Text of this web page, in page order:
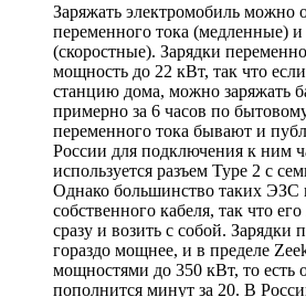
Заряжать электромобиль можно
переменного тока (медленные) и
(скоростные). Зарядки
мощность до 22 кВт, так что
станцию дома, можно заряжать
примерно за 6 часов по
переменного тока бывают и
России для подключения к ним
используется разъем Type 2 с
Однако большинство таких ЭЗС
собственного кабеля, так что
сразу и возить с собой. Зарядки
гораздо мощнее, и в пределе
мощностями до 350 кВт, то есть
пополнится минут за 20. В